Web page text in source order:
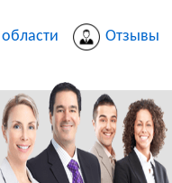
Отзывы